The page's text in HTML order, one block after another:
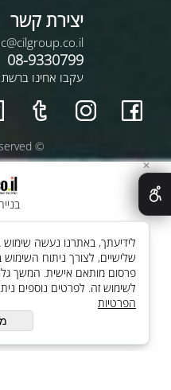
יצירת קשר
08-9330799
עקבו אחינו ברשת:
© All Rights Reserved
✕
שלישיים, לצורך ניתוח
פרסום מותאם אישית. המשך
לשימוש זה. לפרטים נוספים
הפרטיות